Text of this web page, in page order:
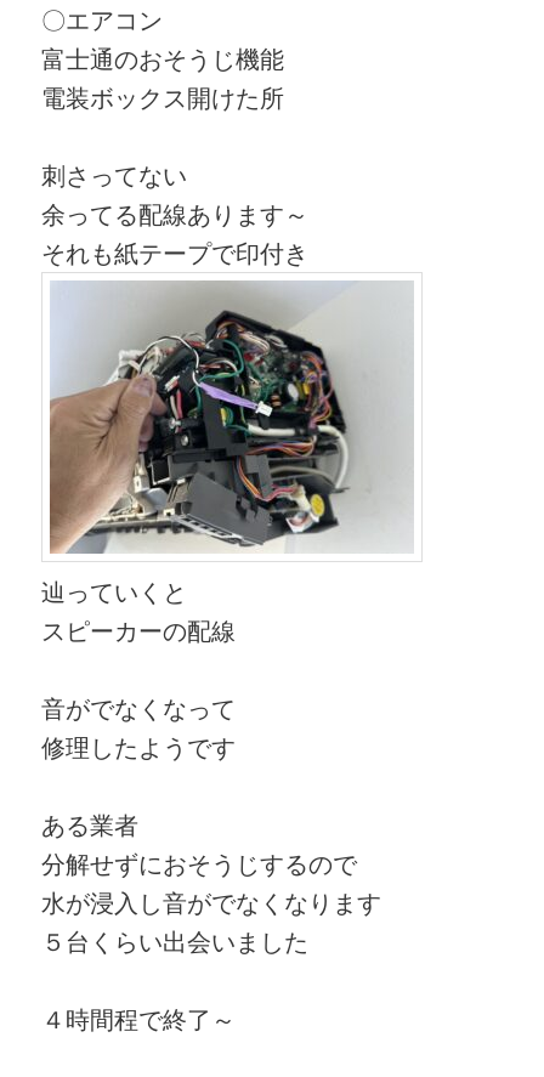
〇エアコン
富士通のおそうじ機能
電装ボックス開けた所
刺さってない
余ってる配線あります～
それも紙テープで印付き
辿っていくと
スピーカーの配線
音がでなくなって
修理したようです
ある業者
分解せずにおそうじするので
水が浸入し音がでなくなります
５台くらい出会いました
４時間程で終了～